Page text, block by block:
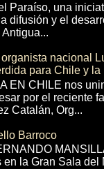
Paraíso, una
difusión y el
nacional
para Chile y la
EN CHILE nos
por el reciente
Catalán, Org...
Barroco
en la Gran Sala